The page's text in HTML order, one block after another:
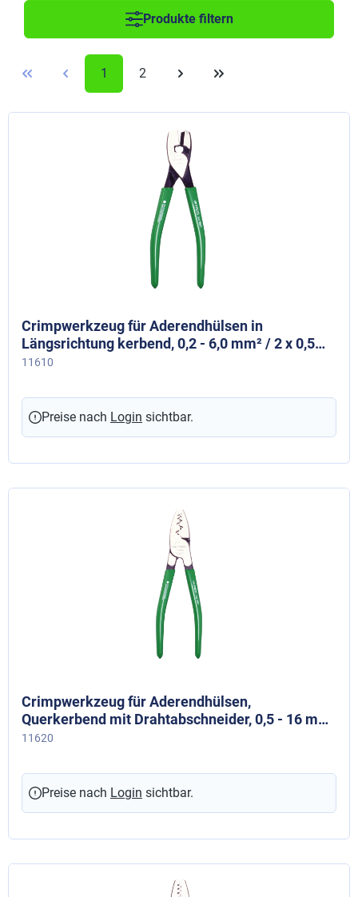
Produkte filtern
1 2
Crimpwerkzeug für Aderendhülsen in
Längsrichtung kerbend, 0,2 - 6,0 mm² / 2 x 0,5
bis 2 x 2,5 mm²
11610
Preise nach Login sichtbar.
Crimpwerkzeug für Aderendhülsen,
Querkerbend mit Drahtabschneider, 0,5 - 16 mm²
/ 2 x 0,5 bis 2 x 6 mm²
11620
Preise nach Login sichtbar.